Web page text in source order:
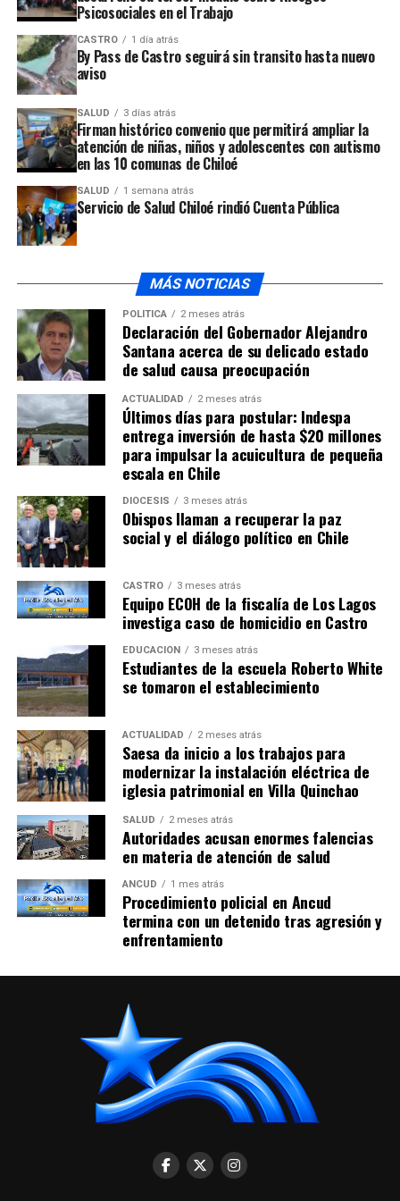
inmediato a su comité de emergencia en conjunto con el
departamento de desarrollo comunitario, para acudir en
ayuda de la familia.
ARTÍCULOS RELACIONADOS:
UP NEXT
5 imputados en prisión preventiva por robo de salmones
NO TE PIERDAS
Liceo Bicentenario retoma sus clases normales
Psicosociales en el Trabajo
CASTRO 1 día atrás
By Pass de Castro seguirá sin transito hasta nuevo
aviso
SALUD 3 días atrás
Firman histórico convenio que permitirá ampliar la
atención de niñas, niños y adolescentes con autismo
en las 10 comunas de Chiloé
SALUD 1 semana atrás
Servicio de Salud Chiloé rindió Cuenta Pública
MÁS NOTICIAS
POLÍTICA 2 meses atrás
Declaración del Gobernador Alejandro
Santana acerca de su delicado estado
de salud causa preocupación
ACTUALIDAD 2 meses atrás
Últimos días para postular: Indespa
entrega inversión de hasta $20 millones
para impulsar la acuicultura de pequeña
escala en Chile
DIÓCESIS 3 meses atrás
Obispos llaman a recuperar la paz
social y el diálogo político en Chile
CASTRO 3 meses atrás
Equipo ECOH de la fiscalía de Los Lagos
investiga caso de homicidio en Castro
EDUCACIÓN 3 meses atrás
Estudiantes de la escuela Roberto White
se tomaron el establecimiento
ACTUALIDAD 2 meses atrás
Saesa da inicio a los trabajos para
modernizar la instalación eléctrica de
iglesia patrimonial en Villa Quinchao
SALUD 2 meses atrás
Autoridades acusan enormes falencias
en materia de atención de salud
ANCUD 1 mes atrás
Procedimiento policial en Ancud
termina con un detenido tras agresión y
enfrentamiento